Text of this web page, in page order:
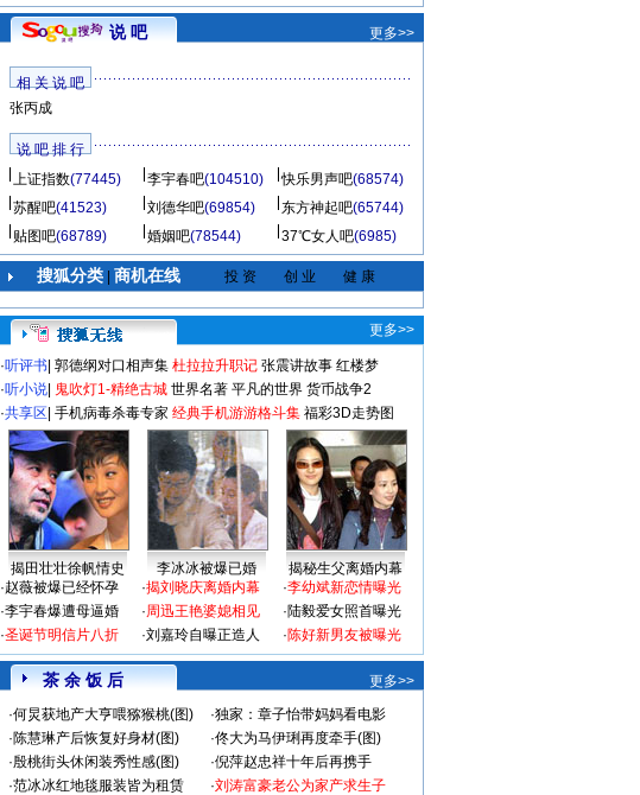
说 吧 更多>>
相 关 说 吧
张丙成
说 吧 排 行
上证指数(77445) 李宇春吧(104510) 快乐男声吧(68574)
苏醒吧(41523) 刘德华吧(69854) 东方神起吧(65744)
贴图吧(68789) 婚姻吧(78544) 37℃女人吧(6985)
搜狐分类| 商机在线 投 资 创 业 健 康
更多>>
·听评书 郭德纲对口相声集 杜拉拉升职记 张震讲故事 红楼梦
·听小说 鬼吹灯1-精绝古城 世界名著 平凡的世界 货币战争2
·共享区 手机病毒杀毒专家 经典手机游游格斗集 福彩3D走势图
揭田壮壮徐帆情史 李冰冰被爆已婚
揭秘生父离婚内幕
·赵薇被爆已经怀孕
·李宇春爆遭母逼婚
·圣诞节明信片八折
·揭刘晓庆离婚内幕
·周迅王艳婆媳相见
·刘嘉玲自曝正造人
·李幼斌新恋情曝光
·陆毅爱女照首曝光
·陈好新男友被曝光
茶 余 饭 后
更多>>
·何炅获地产大亨喂猕猴桃(图) ·独家：章子怡带妈妈看电影
·陈慧琳产后恢复好身材(图) ·佟大为马伊琍再度牵手(图)
·殷桃街头休闲装秀性感(图) ·倪萍赵忠祥十年后再携手
·范冰冰红地毯服装皆为租赁 ·刘涛富豪老公为家产求生子